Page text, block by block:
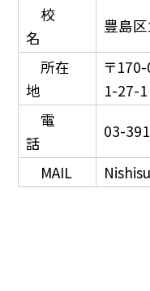
校
名
豊島
所在
地
〒
1-27-1
電
話
03-
MAIL